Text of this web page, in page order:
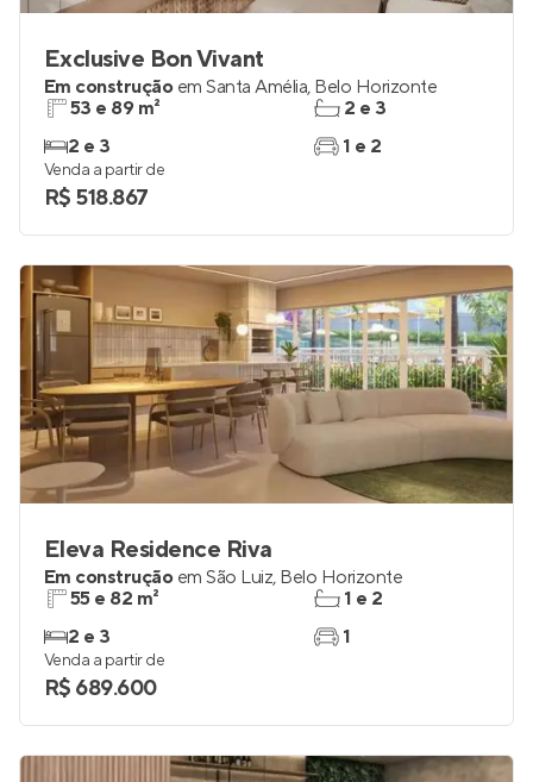
Exclusive Bon Vivant
Em construção em Santa Amélia, Belo Horizonte
53 e 89 m²
2 e 3
2 e 3
1 e 2
Venda a partir de
R$ 518.867
Eleva Residence Riva
Em construção em São Luiz, Belo Horizonte
55 e 82 m²
2 e 3
1 e 2
1
Venda a partir de
R$ 689.600